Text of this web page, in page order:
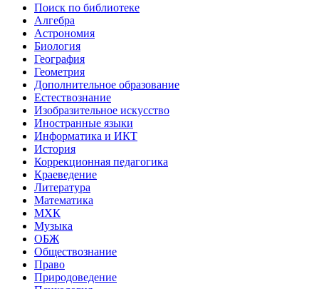
Поиск по библиотеке
Алгебра
Астрономия
Биология
География
Геометрия
Дополнительное образование
Естествознание
Изобразительное искусство
Иностранные языки
Информатика и ИКТ
История
Коррекционная педагогика
Краеведение
Литература
Математика
МХК
Музыка
ОБЖ
Обществознание
Право
Природоведение